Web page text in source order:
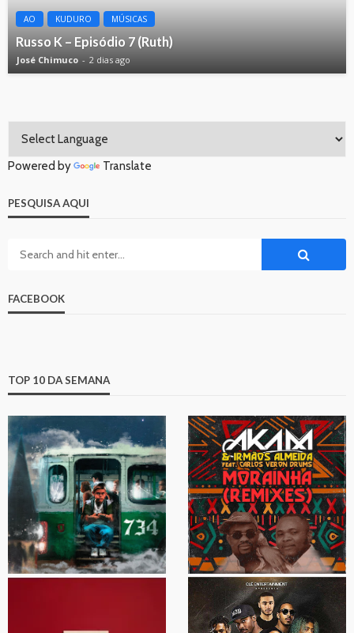
AO KUDURO MÚSICAS
Russo K – Episódio 7 (Ruth)
José Chimuco 2 dias ago
Powered by Translate
PESQUISA AQUI
FACEBOOK
TOP 10 DA SEMANA